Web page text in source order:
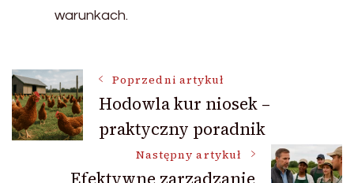
warunkach.
Nawigacja
wpisu
Poprzedni artykuł
Hodowla kur niosek –
praktyczny poradnik
Następny artykuł